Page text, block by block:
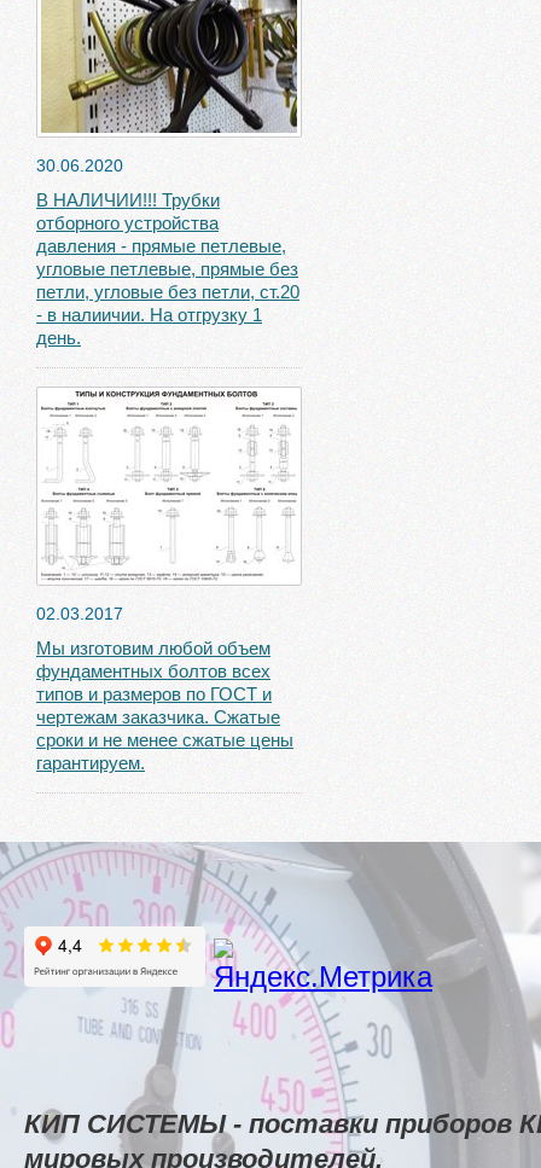
30.06.2020
В НАЛИЧИИ!!! Трубки
отборного устройства
давления - прямые петлевые,
угловые петлевые, прямые без
петли, угловые без петли, ст.20
- в налиичии. На отгрузку 1
день.
02.03.2017
Мы изготовим любой объем
фундаментных болтов всех
типов и размеров по ГОСТ и
чертежам заказчика. Сжатые
сроки и не менее сжатые цены
гарантируем.
КИП СИСТЕМЫ - поставки приборов
мировых производителей.